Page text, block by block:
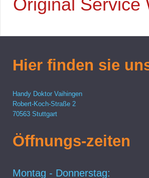
Original Service
Hier finden sie
Handy Doktor Vaihingen
Robert-Koch-Straße 2
70563 Stuttgart
Öffnungs-zeiten
Montag - Donnerstag: